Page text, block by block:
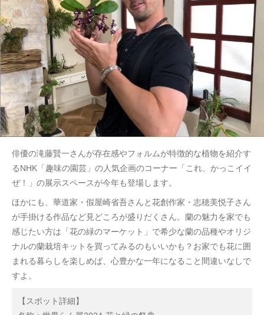
俳優の滝藤賢一さんが存在感やフォルムが特徴的な植物を紹介す
るNHK「趣味の園芸」の人気企画のコーナー「これ、かっこイイ
ぜ！」の展示スペースが今年も登場します。
ほかにも、華道家・假屋崎省吾さんと花創作家・志穂美悦子さん
が手掛ける作品など見どころが盛りだくさん。蘭の魅力を家でも
感じたい方は「花の緑のマーケット」で希少な蘭の品種やオリジ
ナルの蘭栽培キットを買ってみるのもいいかも？お家でも花に囲
まれる暮らしを楽しめば、心豊かな一年になること間違いなしで
すよ。
【スポット詳細】